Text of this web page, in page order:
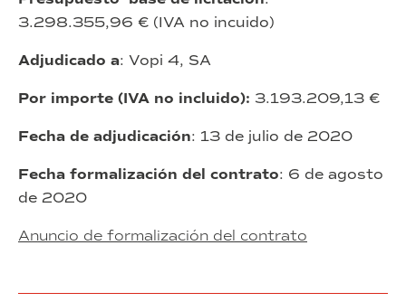
3.298.355,96 € (IVA no incuido)
Adjudicado a: Vopi 4, SA
Por importe (IVA no incluido): 3.193.209,13 €
Fecha de adjudicación: 13 de julio de 2020
Fecha formalización del contrato: 6 de agosto
de 2020
Anuncio de formalización del contrato